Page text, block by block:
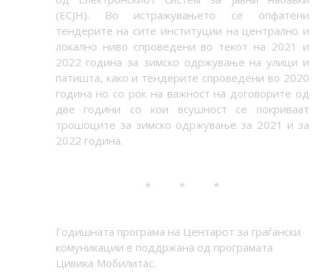
(ЕСЈН). Во истражувањето се опфатени
тендерите на сите институции на централно и
локално ниво спроведени во текот на 2021 и
2022 година за зимско одржување на улици и
патишта, како и тендерите спроведени во 2020
година но со рок на важност на договорите од
две години со кои всушност се покриваат
трошоците за зимско одржување за 2021 и за
2022 година.
* * *
Годишната програма на Центарот за граѓански
комуникации е поддржана од програмата
Цивика Мобилитас.